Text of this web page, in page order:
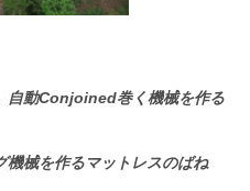
自動Conjoined巻く機械を作る
機械を作るマットレスのばね